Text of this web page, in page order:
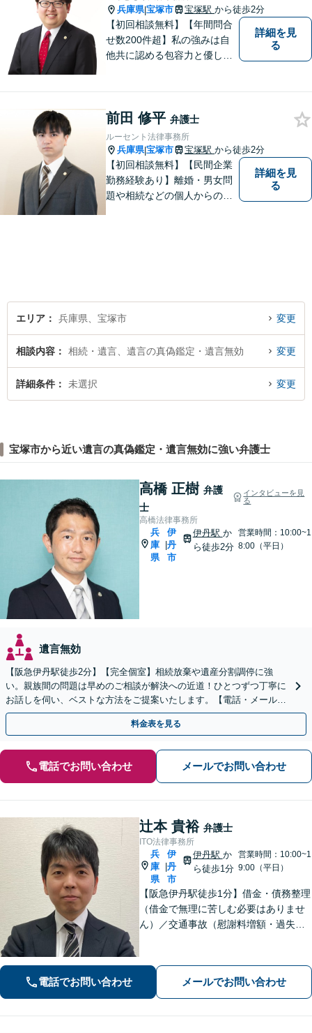
兵庫県|宝塚市 宝塚駅 から徒歩2分
【初回相談無料】【年間問合
せ数200件超】私の強みは自
他共に認める包容力と優しさ
お一人で悩まずに、一度ご相
談にいらしてください。【現
役非常勤裁判官】【宝塚駅徒
歩3分】
詳細を見
る
前田 修平 弁護士
ルーセント法律事務所
兵庫県|宝塚市 宝塚駅 から徒歩2分
【初回相談無料】【民間企業
勤務経験あり】離婚・男女問
題や相続などの個人からのご
詳細を見
る
エリア 兵庫県、宝塚市 変更
相談内容 相続・遺言、遺言の真偽鑑定・遺言無効 変更
詳細条件 未選択 変更
宝塚市から近い遺言の真偽鑑定・遺言無効に強い弁護士
高橋 正樹 弁護
士
インタビューを見
る
高橋法律事務所
兵
庫
県
伊
丹
市
伊丹駅 か
ら徒歩2分
営業時間：10:00~1
8:00（平日）
遺言無効
【阪急伊丹駅徒歩2分】【完全個室】相続放棄や遺産分割調停に強
い。親族間の問題は早めのご相談が解決への近道！ひとつずつ丁寧に
お話しを伺い、ベストな方法をご提案いたします。【電話・メール相
談初回無料】【休日夜間対応可】【オンライン可能】
料金表を見る
電話でお問い合わせ メールでお問い合わせ
辻本 貴裕 弁護士
ITO法律事務所
兵
庫
県
伊
丹
市
伊丹駅 か
ら徒歩1分
営業時間：10:00~1
9:00（平日）
【阪急伊丹駅徒歩1分】借金・債務整理
（借金で無理に苦しむ必要はありませ
ん）／交通事故（慰謝料増額・過失割
／刑事事件（被害者側も対応）／相続
／離婚問題など。まずはお気軽にご相
談ください
電話でお問い合わせ メールでお問い合わせ